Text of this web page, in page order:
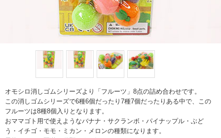
オモシロ消しゴムシリーズより「フルーツ」8点の詰め合わせです。
この消しゴムシリーズで6種6個だったり7種7個だったりある中で、この
フルーツは8種8個入りとなります。
おママゴト用で使えようなバナナ・サクランボ・パイナップル・ぶど
う・イチゴ・モモ・ミカン・メロンの種類になります。